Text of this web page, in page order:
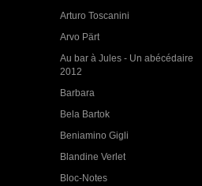
Arturo Toscanini
Arvo Pärt
Au bar à Jules - Un abécédaire
2012
Barbara
Bela Bartok
Beniamino Gigli
Blandine Verlet
Bloc-Notes